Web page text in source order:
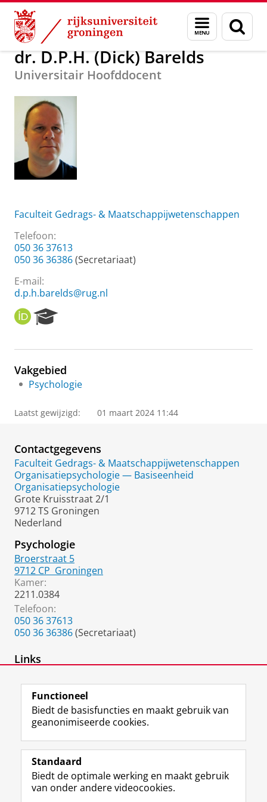
Skip
Content
Skip
Navigation
Menu
en
zoeken
Over ons dr. D.P.H. (Dick) Barelds
dr. D.P.H. (Dick) Barelds
Universitair Hoofddocent
Faculteit Gedrags- & Maatschappijwetenschappen
Telefoon:
050 36 37613
050 36 36386(Secretariaat)
E-mail:
d.p.h.barelds@rug.nl
O
R
I
e
r
c
P
o
t
a
l
Vakgebied
Psychologie
Laatst gewijzigd: 01 maart 2024 11:44
Contactgegevens
Faculteit Gedrags- & Maatschappijwetenschappen
Organisatiepsychologie — Basiseenheid
Organisatiepsychologie
Grote Kruisstraat 2/1
9712 TS Groningen
Nederland
Psychologie
Broerstraat 5
9712 CP Groningen
Kamer:
2211.0384
Telefoon:
050 36 37613
050 36 36386(Secretariaat)
Links
Volg de RUG
F
a
e
b
L
i
k
e
R
S
-
f
I
n
t
Y
o
T
Studiekiezers
Functioneel
Biedt de basisfuncties en maakt gebruik van
geanonimiseerde cookies.
Standaard
Biedt de optimale werking en maakt gebruik
van onder andere videocookies.